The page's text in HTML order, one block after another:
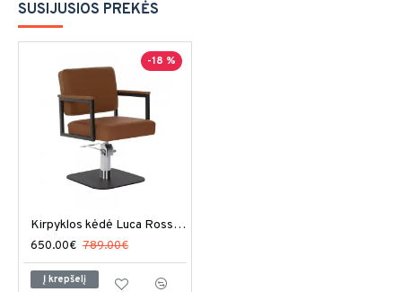
SUSIJUSIOS PREKĖS
-18 %
Kirpyklos kėdė Luca Rossini Andrea
650.00€ 789.00€
Į krepšelį